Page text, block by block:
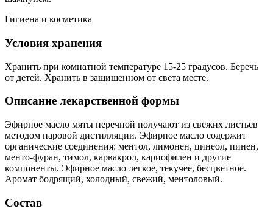
Гигиена и косметика
Условия хранения
Хранить при комнатной температуре 15-25 градусов. Беречь
от детей. Хранить в защищенном от света месте.
Описание лекарственной формы
Эфирное масло мяты перечной получают из свежих листьев
методом паровой дистилляции. Эфирное масло содержит
органические соединения: ментол, лимонен, цинеол, пинен,
менто-фуран, тимол, карвакрол, кариофилен и другие
компоненты. Эфирное масло легкое, текучее, бесцветное.
Аромат бодрящий, холодный, свежий, ментоловый.
Состав